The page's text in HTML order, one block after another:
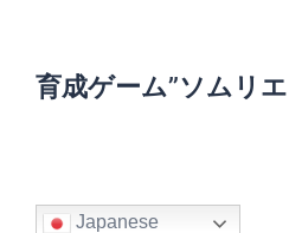
育成ゲーム”ソムリ
Japanese